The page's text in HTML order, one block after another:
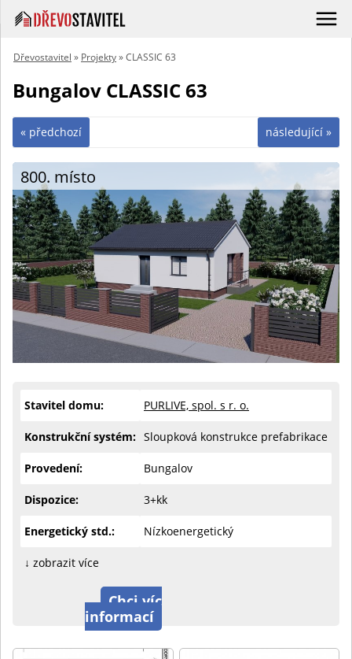
Dřevostavitel » Projekty» CLASSIC 63
Bungalov CLASSIC 63
následující »
« předchozí
800. místo
Stavitel domu: PURLIVE, spol. s r. o.
Konstrukční systém: Sloupková konstrukce prefabrikace
Provedení: Bungalov
Dispozice: 3+kk
Energetický std.: Nízkoenergetický
↓ zobrazit více
Chci víc
informací